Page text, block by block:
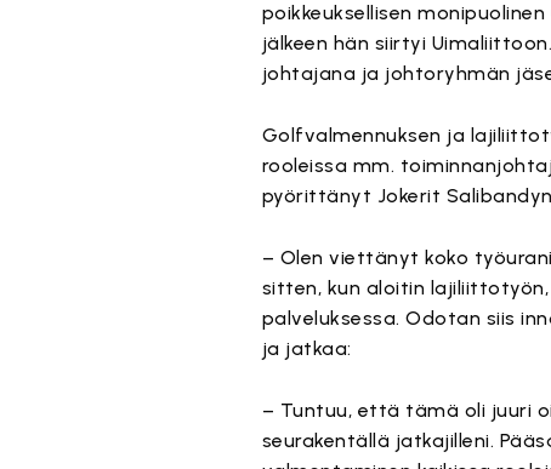
poikkeuksellisen
jälkeen hän siirtyi
johtajana ja johtoryhmän
Golfvalmennuksen ja
rooleissa mm.
pyörittänyt Jokerit
– Olen viettänyt koko
sitten, kun aloitin
palveluksessa. Odotan siis
ja jatkaa:
– Tuntuu, että tämä oli juuri
seurakentällä jatkajilleni.